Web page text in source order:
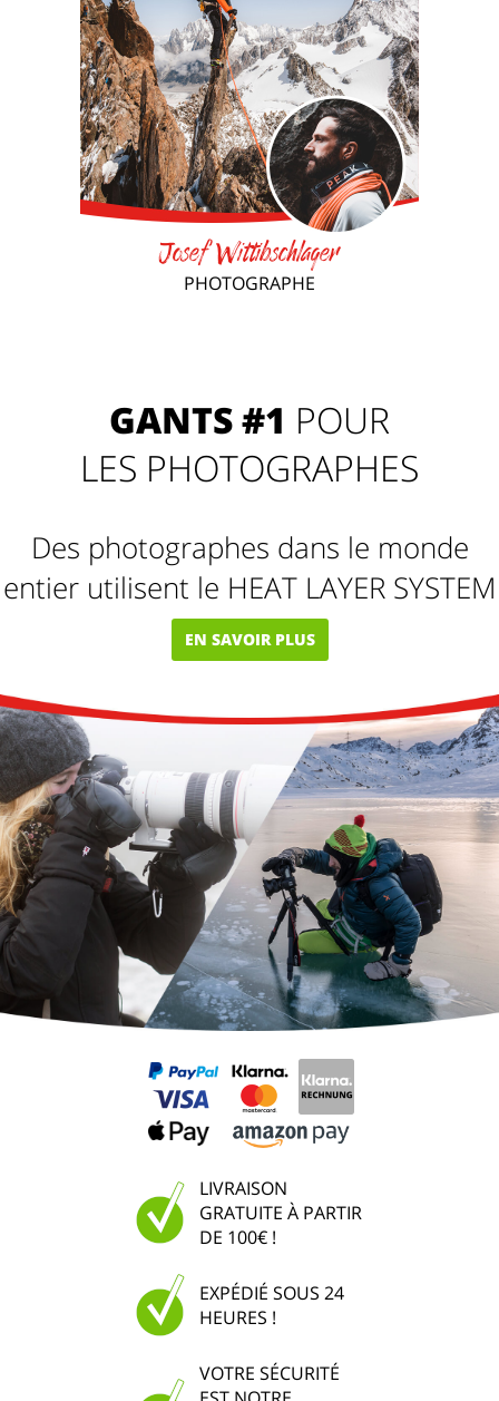
Josef Wittibschlager
PHOTOGRAPHE
GANTS #1 POUR
LES PHOTOGRAPHES
Des photographes dans le monde
entier utilisent le HEAT LAYER SYSTEM
EN SAVOIR PLUS
LIVRAISON
GRATUITE À PARTIR
DE 100€ !
EXPÉDIÉ SOUS 24
HEURES !
VOTRE SÉCURITÉ